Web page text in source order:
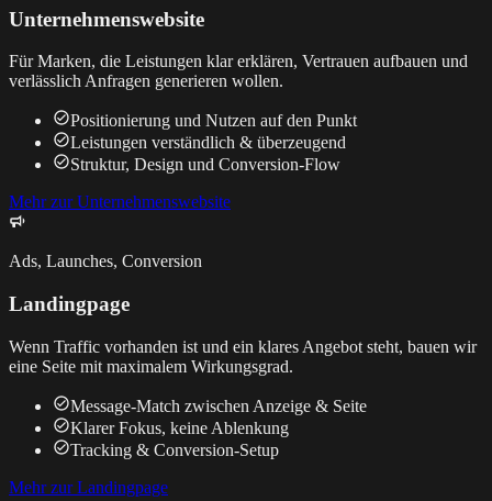
Unternehmenswebsite
Für Marken, die Leistungen klar erklären, Vertrauen aufbauen und
verlässlich Anfragen generieren wollen.
Positionierung und Nutzen auf den Punkt
Leistungen verständlich & überzeugend
Struktur, Design und Conversion-Flow
Mehr zur Unternehmenswebsite
Ads, Launches, Conversion
Landingpage
Wenn Traffic vorhanden ist und ein klares Angebot steht, bauen wir
eine Seite mit maximalem Wirkungsgrad.
Message-Match zwischen Anzeige & Seite
Klarer Fokus, keine Ablenkung
Tracking & Conversion-Setup
Mehr zur Landingpage